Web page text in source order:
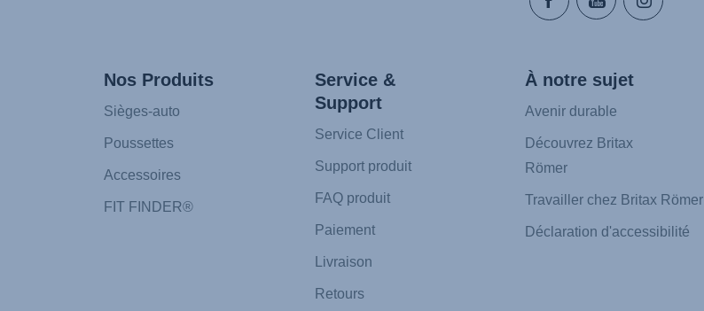
Nos Produits
Sièges-auto
Poussettes
Accessoires
FIT FINDER®
Service &
Support
Service Client
Support produit
FAQ produit
Paiement
Livraison
Retours
À notre sujet
Avenir durable
Découvrez Britax
Römer
Travailler chez Britax Römer
Déclaration d'accessibilité